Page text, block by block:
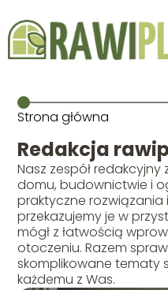
Strona główna
Redakcja
Nasz zespół
domu, budownictwie i
praktyczne rozwiązania
przekazujemy je w
mógł z łatwością
otoczeniu. Razem
skomplikowane tematy
każdemu z Was.